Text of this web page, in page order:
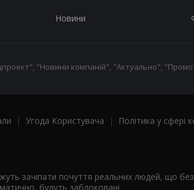
Новини
"Новини компаній", "Актуально",
| Угода Користувача |
Політика у сфері
зачіпати почуття реальних людей, що
будуть заблоковані.